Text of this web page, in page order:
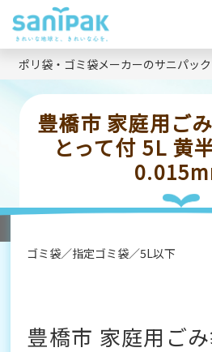
ポリ袋・ゴミ袋メーカーのサニパック
豊橋市 家庭用ご
とって付 5L 黄
ゴミ袋 指定ゴミ袋 5L以下
豊橋市 家庭用ご